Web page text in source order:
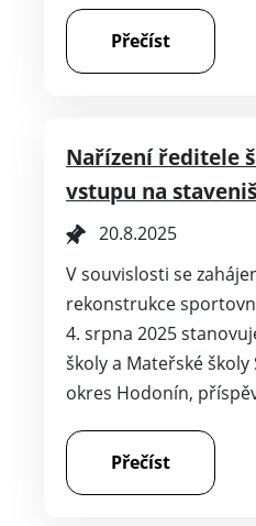
Přečíst
Nařízení ředitele
vstupu na
20.8.2025
V souvislosti se
rekonstrukce
4. srpna 2025
školy a Mateřské
okres Hodonín,
Přečíst